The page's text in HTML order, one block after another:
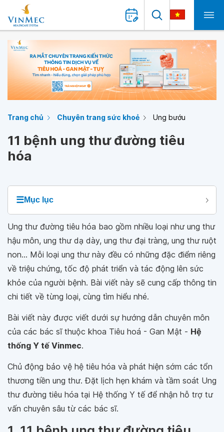
Trang chủ Chuyên trang sức khoẻ Ung bướu
11 bệnh ung thư đường tiêu
hóa
☰Mục lục
Ung thư đường tiêu hóa bao gồm nhiều loại như ung thư
hậu môn, ung thư dạ dày, ung thư đại tràng, ung thư ruột
non... Mỗi loại ung thư này đều có những đặc điểm riêng
về triệu chứng, tốc độ phát triển và tác động lên sức
khỏe của người bệnh. Bài viết này sẽ cung cấp thông tin
chi tiết về từng loại, cùng tìm hiểu nhé.
Bài viết này được viết dưới sự hướng dẫn chuyên môn
của các bác sĩ thuộc khoa Tiêu hoá - Gan Mật - Hệ
thống Y tế Vinmec.
Chủ động bảo vệ hệ tiêu hóa và phát hiện sớm các tổn
thương tiền ung thư. Đặt lịch hẹn khám và tầm soát Ung
thư đường tiêu hóa tại Hệ thống Y tế để nhận hỗ trợ tư
vấn chuyên sâu từ các bác sĩ.